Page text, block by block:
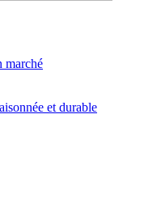
marché
et durable